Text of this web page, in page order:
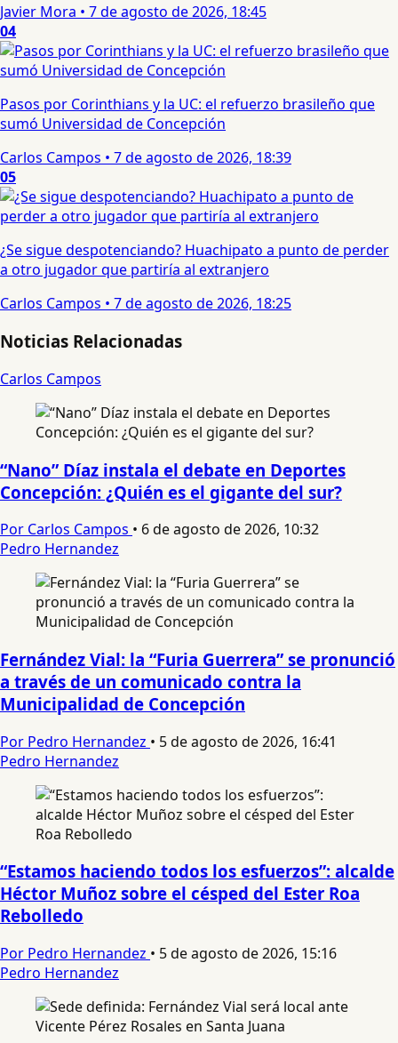
Javier Mora • 7 de agosto de 2026, 18:45
04
Pasos por Corinthians y la UC: el refuerzo brasileño que
sumó Universidad de Concepción
Carlos Campos • 7 de agosto de 2026, 18:39
05
¿Se sigue despotenciando? Huachipato a punto de perder
a otro jugador que partiría al extranjero
Carlos Campos • 7 de agosto de 2026, 18:25
Noticias Relacionadas
Carlos Campos
“Nano” Díaz instala el debate en Deportes
Concepción: ¿Quién es el gigante del sur?
Por Carlos Campos • 6 de agosto de 2026, 10:32
Pedro Hernandez
Fernández Vial: la “Furia Guerrera” se pronunció
a través de un comunicado contra la
Municipalidad de Concepción
Por Pedro Hernandez • 5 de agosto de 2026, 16:41
Pedro Hernandez
“Estamos haciendo todos los esfuerzos”: alcalde
Héctor Muñoz sobre el césped del Ester Roa
Rebolledo
Por Pedro Hernandez • 5 de agosto de 2026, 15:16
Pedro Hernandez